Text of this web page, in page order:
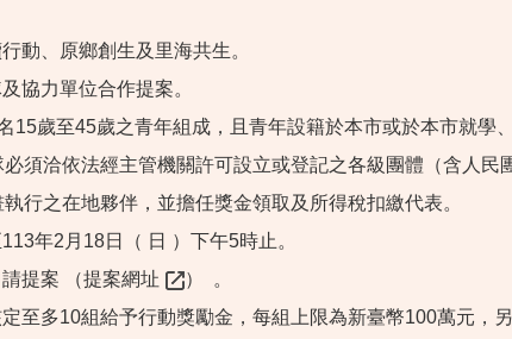
動、原鄉創生及里海共生。
協力單位合作提案。
15歲至45歲之青年組成，且青年設籍於本市或於本市就學、
必須洽依法經主管機關許可設立或登記之各級團體（含人
行之在地夥伴，並擔任獎金領取及所得稅扣繳代表。
年2月18日（ 日 ）下午5時止。
提案 （提案網址 ）
。
至多10組給予行動獎勵金，每組上限為新臺幣100萬元，